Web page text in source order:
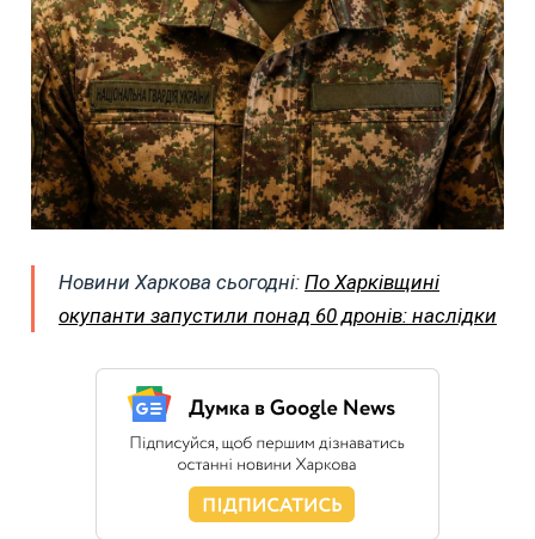
Новини Харкова сьогодні: По Харківщині
окупанти запустили понад 60 дронів: наслідки